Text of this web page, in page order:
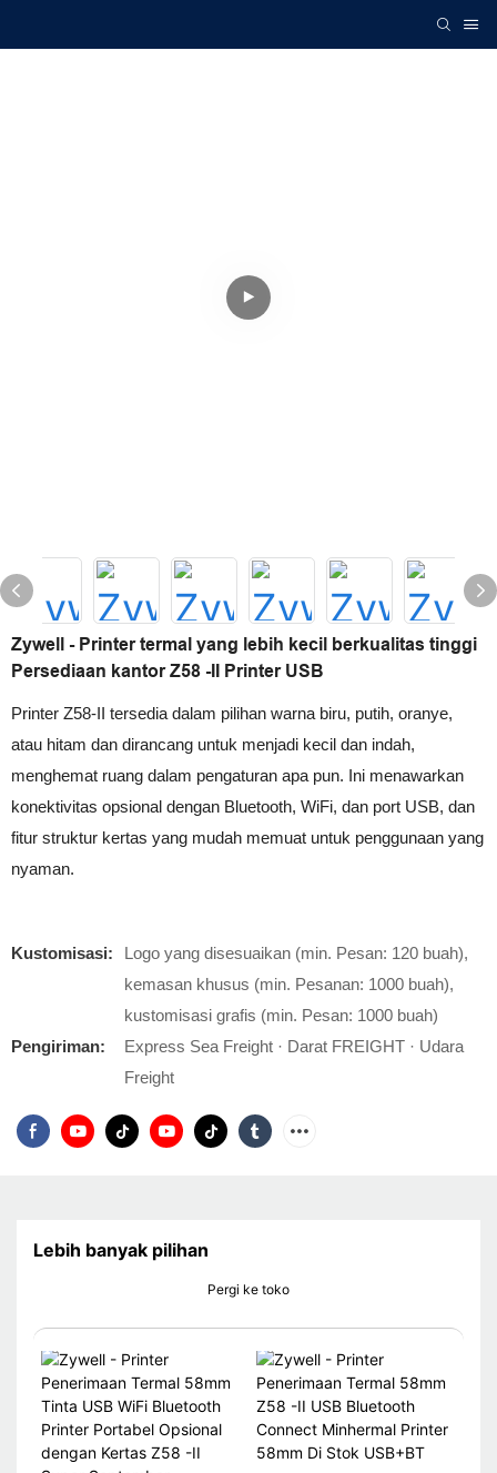
Zywell - Printer termal yang lebih kecil berkualitas tinggi
Persediaan kantor Z58 -II Printer USB
Printer Z58-II tersedia dalam pilihan warna biru, putih, oranye,
atau hitam dan dirancang untuk menjadi kecil dan indah,
menghemat ruang dalam pengaturan apa pun. Ini menawarkan
konektivitas opsional dengan Bluetooth, WiFi, dan port USB, dan
fitur struktur kertas yang mudah memuat untuk penggunaan yang
nyaman.
Kustomisasi:
Logo yang disesuaikan (min. Pesan: 120 buah),
kemasan khusus (min. Pesanan: 1000 buah),
kustomisasi grafis (min. Pesan: 1000 buah)
Pengiriman:
Express Sea Freight · Darat FREIGHT · Udara
Freight
Lebih banyak pilihan
Pergi ke toko